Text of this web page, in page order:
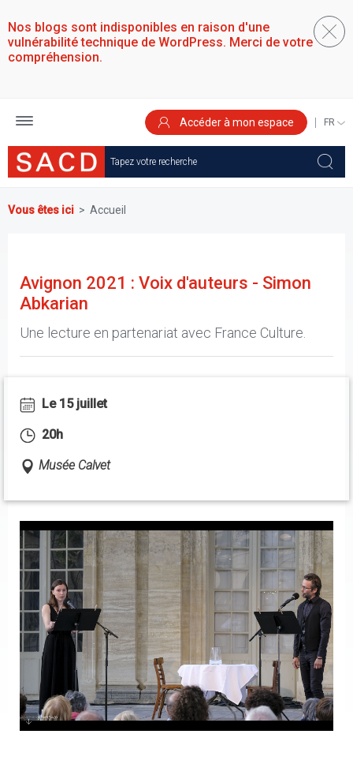
au
contenu
principal
Nos blogs sont indisponibles en raison d'une
vulnérabilité technique de WordPress. Merci de votre
compréhension.
Accéder à mon espace
YOUR
Vous êtes ici Accueil
Avignon 2021 : Voix d'auteurs - Simon
Abkarian
Une lecture en partenariat avec France Culture.
Le 15 juillet
20h
Musée Calvet